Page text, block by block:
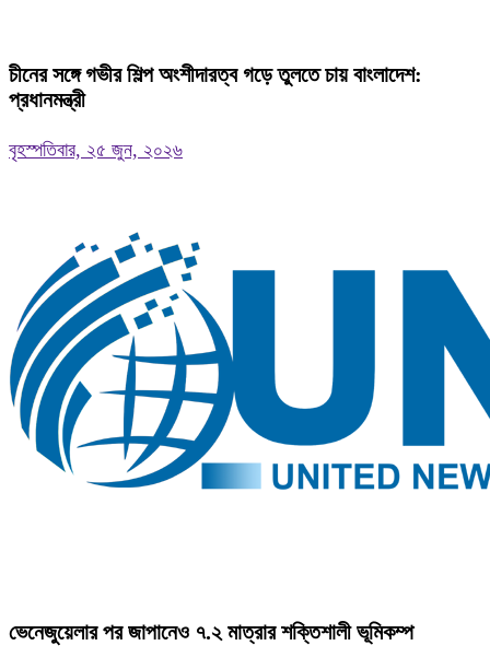
চীনের সঙ্গে গভীর শিল্প অংশীদারত্ব গড়ে তুলতে চায় বাংলাদেশ:
প্রধানমন্ত্রী
বৃহস্পতিবার, ২৫ জুন, ২০২৬
ভেনেজুয়েলার পর জাপানেও ৭.২ মাত্রার শক্তিশালী ভূমিকম্প